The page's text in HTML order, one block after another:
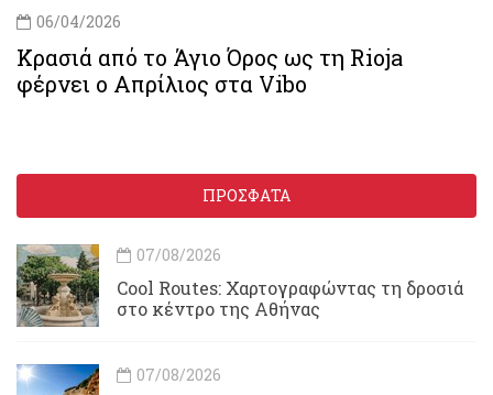
06/04/2026
Κρασιά από το Άγιο Όρος ως τη Rioja
φέρνει ο Απρίλιος στα Vibο
ΠΡΟΣΦΑΤΑ
07/08/2026
Cool Routes: Χαρτογραφώντας τη δροσιά
στο κέντρο της Αθήνας
07/08/2026